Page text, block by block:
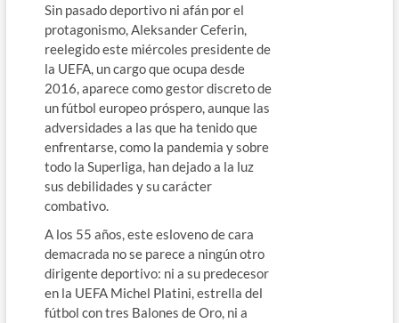
Sin pasado deportivo ni afán por el
protagonismo, Aleksander Ceferin,
reelegido este miércoles presidente de
la UEFA, un cargo que ocupa desde
2016, aparece como gestor discreto de
un fútbol europeo próspero, aunque las
adversidades a las que ha tenido que
enfrentarse, como la pandemia y sobre
todo la Superliga, han dejado a la luz
sus debilidades y su carácter
combativo.
A los 55 años, este esloveno de cara
demacrada no se parece a ningún otro
dirigente deportivo: ni a su predecesor
en la UEFA Michel Platini, estrella del
fútbol con tres Balones de Oro, ni a